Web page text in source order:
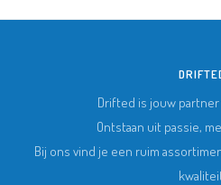
Drifted is jouw
Ontstaan uit passie,
Bij ons vind je een ruim